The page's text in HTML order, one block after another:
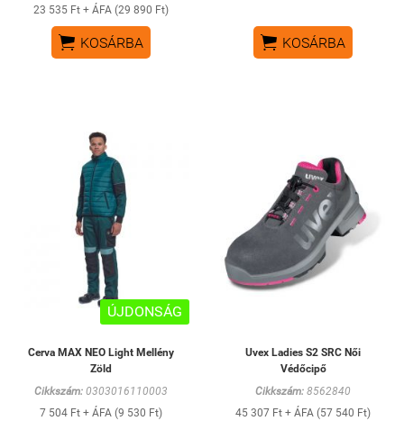
23 535 Ft + ÁFA (29 890 Ft)
 KOSÁRBA  KOSÁRBA
ÚJDONSÁG
Cerva MAX NEO Light Mellény
Zöld
Cikkszám: 0303016110003
7 504 Ft + ÁFA (9 530 Ft)
Uvex Ladies S2 SRC Női
Védőcipő
Cikkszám: 8562840
45 307 Ft + ÁFA (57 540 Ft)